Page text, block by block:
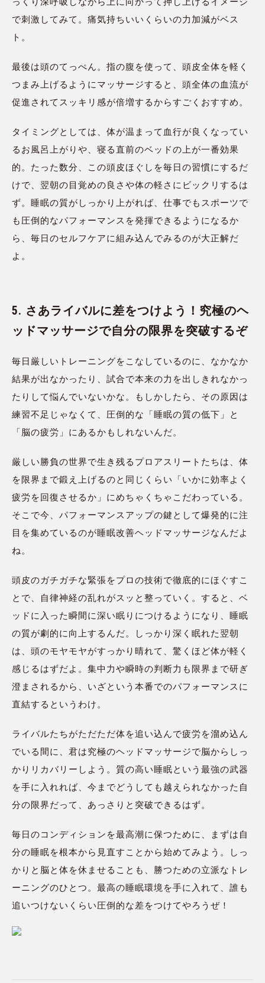
で刺激してみて。痛気持ちいいくらいの力加減がベス
ト。
最後は頭のてっぺん。指の腹を使って、頭皮全体を軽く
つまみ上げるようにマッサージすると、頭全体の血流が
促進されてスッキリ感が倍増するからすごくおすすめ。
タイミングとしては、体が温まって血行が良くなってい
るお風呂上がりや、寝る直前のベッドの上が一番効果
的。たった数分、この頭皮ほぐしを毎日の習慣にするだ
けで、翌朝の目覚めの良さや体の軽さにビックリするは
ず。睡眠の質がしっかり上がれば、仕事でもスポーツで
も圧倒的なパフォーマンスを発揮できるようになるか
ら、毎日のセルフケアに組み込んでみるのが大正解だ
よ。
5. さあライバルに差をつけよう！究極のヘ
ッドマッサージで自分の限界を突破するぞ
毎日厳しいトレーニングをこなしているのに、なかなか
結果が出なかったり、試合で本来の力を出しきれなかっ
たりして悩んでいないかな。もしかしたら、その原因は
練習不足じゃなくて、圧倒的な「睡眠の質の低下」と
「脳の疲労」にあるかもしれないんだ。
厳しい勝負の世界で生き残るプロアスリートたちは、体
を限界まで鍛え上げるのと同じくらい「いかに効率よく
疲労を回復させるか」にめちゃくちゃこだわっている。
そこで今、パフォーマンスアップの鍵として爆発的に注
目を集めているのが睡眠改善ヘッドマッサージなんだよ
ね。
頭皮のガチガチな緊張をプロの技術で徹底的にほぐすこ
とで、自律神経の乱れがスッと整っていく。すると、ベ
ッドに入った瞬間に深い眠りにつけるようになり、睡眠
の質が劇的に向上するんだ。しっかり深く眠れた翌朝
は、頭のモヤモヤがすっかり晴れて、驚くほど体が軽く
感じるはずだよ。集中力や瞬時の判断力も限界まで研ぎ
澄まされるから、いざという本番でのパフォーマンスに
直結するというわけ。
ライバルたちがただただ体を追い込んで疲労を溜め込ん
でいる間に、君は究極のヘッドマッサージで脳からしっ
かりリカバリーしよう。質の高い睡眠という最強の武器
を手に入れれば、今までどうしても越えられなかった自
分の限界だって、あっさりと突破できるはず。
毎日のコンディションを最高潮に保つために、まずは自
分の睡眠を根本から見直すことから始めてみよう。しっ
かりと脳と体を休ませることも、勝つための立派なトレ
ーニングのひとつ。最高の睡眠環境を手に入れて、誰も
追いつけないくらい圧倒的な差をつけてやろうぜ！